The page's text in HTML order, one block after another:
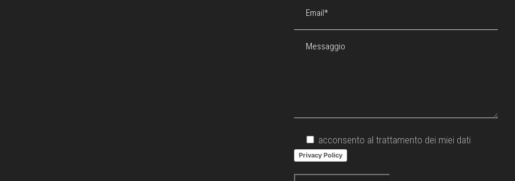
acconsento al trattamento dei miei dati
Privacy Policy